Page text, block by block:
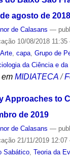
agosto de 2018
de Calasans —
10/08/2018 11:35
Arte, capa, Grupo de
da Ciência e da
MIDIATECA /
Approaches to
de 2019
de Calasans —
21/11/2019 12:07
Sabático, Teoria da